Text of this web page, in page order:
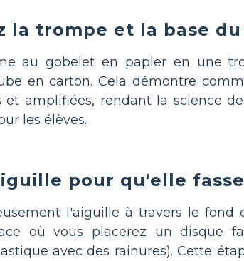
la trompe et la base
au gobelet en papier en une
en carton. Cela démontre
et amplifiées, rendant la science
les élèves.
pour qu'elle
l'aiguille à travers le
où vous placerez un disque
avec des rainures). Cette